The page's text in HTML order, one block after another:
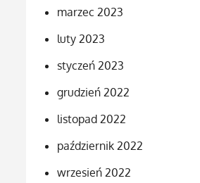
marzec 2023
luty 2023
styczeń 2023
grudzień 2022
listopad 2022
październik 2022
wrzesień 2022